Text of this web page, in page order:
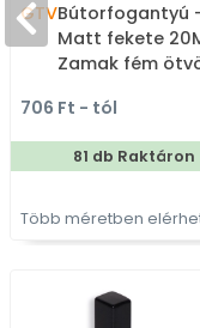
GTVBútorfogantyú -
Matt fekete
Zamak fém
színes fém
bútorfogantyú
706 Ft - tól
81 db Raktáron
Több méretben